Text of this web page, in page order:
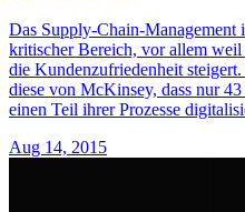
Das Supply-Chain-Management
kritischer Bereich, vor allem
die Kundenzufriedenheit
diese von McKinsey, dass nur
einen Teil ihrer Prozesse
Aug 14, 2015